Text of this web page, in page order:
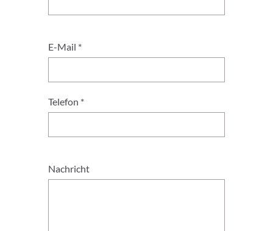
E-Mail *
Telefon *
Nachricht